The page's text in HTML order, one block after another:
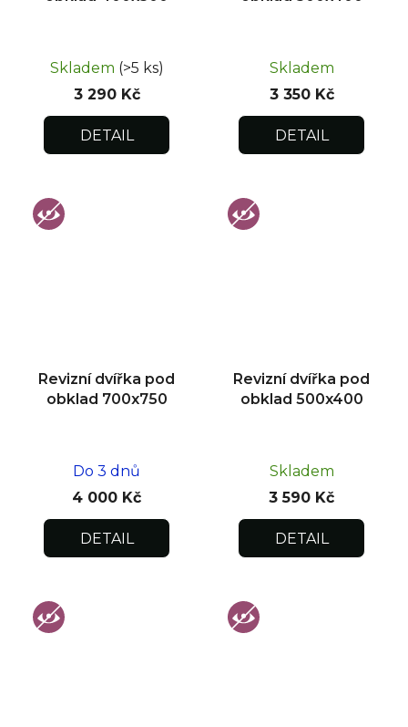
Skladem (>5 ks)
3 290 Kč
DETAIL
Skladem
3 350 Kč
DETAIL
Revizní dvířka pod
obklad 700x750
Do 3 dnů
4 000 Kč
DETAIL
Revizní dvířka pod
obklad 500x400
Skladem
3 590 Kč
DETAIL